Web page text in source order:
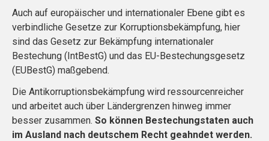
Auch auf europäischer und internationaler Ebene gibt es
verbindliche Gesetze zur Korruptionsbekämpfung, hier
sind das Gesetz zur Bekämpfung internationaler
Bestechung (IntBestG) und das EU-Bestechungsgesetz
(EUBestG) maßgebend.
Die Antikorruptionsbekämpfung wird ressourcenreicher
und arbeitet auch über Ländergrenzen hinweg immer
besser zusammen. So können Bestechungstaten auch
im Ausland nach deutschem Recht geahndet werden.